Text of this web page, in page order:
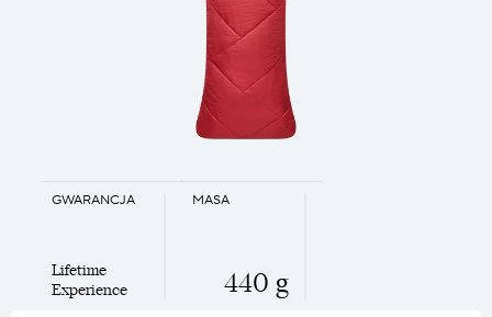
MASA
440 g
GWARANCJA
Lifetime
Experience